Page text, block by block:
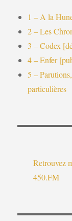
1 – A la
2 – Les
3 – Codex
4 – Enfer
5 –
particulières
Retrouvez
450.FM